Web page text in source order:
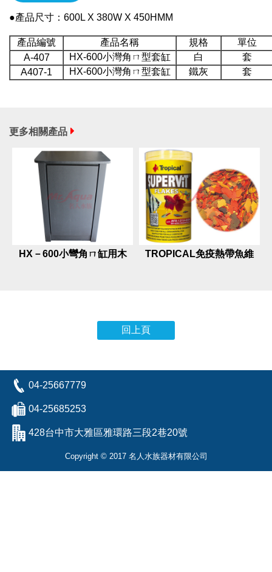
●產品尺寸：600L X 380W X 450HMM
產品編號 產品名稱 規格
單位
A-407
HX-600小灣角ㄇ型套缸 白
套
A407-1
HX-600小灣角ㄇ型套缸 鐵灰 套
更多相關產品
HX－600小彎角ㄇ缸用木
TROPICAL免疫熱帶魚維
回上頁
04-25667779
04-25685253
428台中市大雅區雅環路三段2巷20號
Copyright © 2017 名人水族器材有限公司